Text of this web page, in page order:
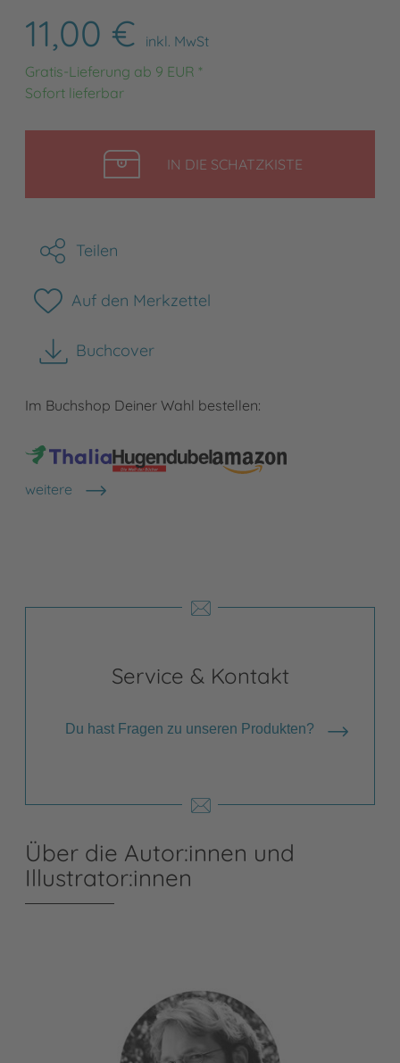
11,00 €
inkl. MwSt
Gratis-Lieferung ab 9 EUR *
Sofort lieferbar
IN DIE SCHATZKISTELEGEN
Teilen
Auf den Merkzettel
Buchcover
herunterladen
Im Buchshop Deiner Wahl bestellen:
weitere
Shops anzeigen
Service & Kontakt
Du hast Fragen zu unseren Produkten?
Über die Autor:innen und
Illustrator:innen